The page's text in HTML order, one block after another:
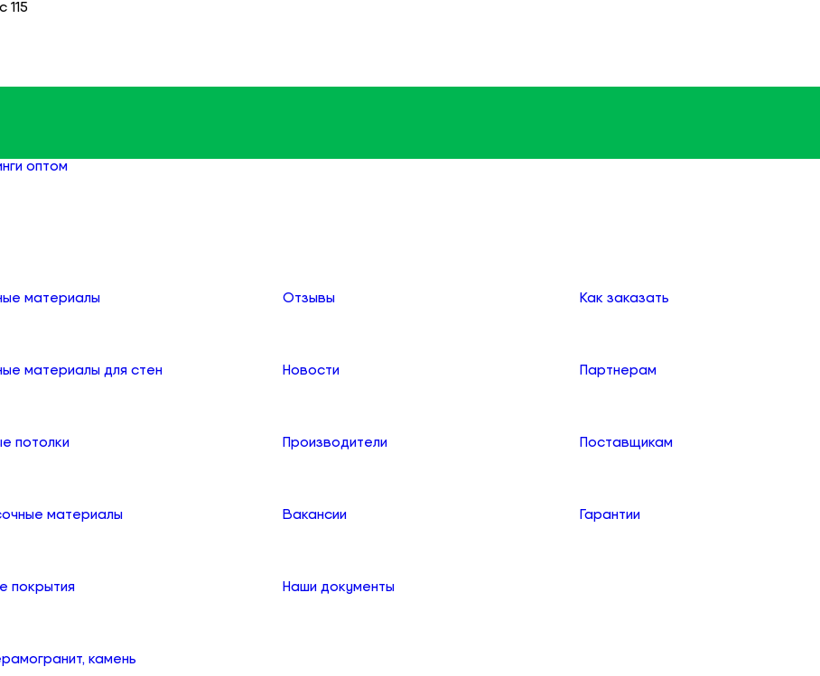
115
материалы
материалы для стен
потолки
материалы
покрытия
камень
Отзывы
Новости
Производители
Вакансии
Наши документы
Как заказать
Партнерам
Поставщикам
Гарантии
оптом